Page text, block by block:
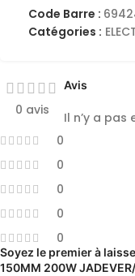
Code Barre :
Catégories :
0 avis
0
0
0
0
0
Avis
Il n’y a pas
Soyez le premier à
150MM 200W